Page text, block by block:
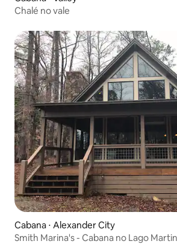
Chalé no vale
Cabana ⋅ Alexander City
Smith Marina's - Cabana no Lago Martin